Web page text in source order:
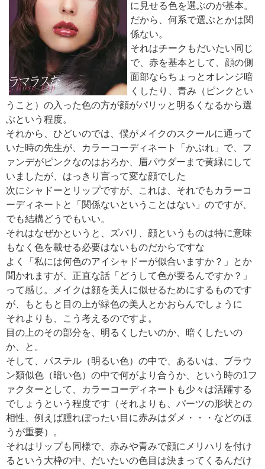
に見せる色を選ぶのが基本。
だから、何系で選ぶとかは関
係ない。
それはチークもだいたい同じ
で、赤を基本として、顔の側
面部ならちょっとオレンジ暗
くしたり、青み（ピンクとい
うこと）の入った色の方が顔がパリッと明るくなるから選
ぶという程度。
それから、ひどいのでは、僕がメイクのスクールに通って
いた時の先生が、カラーコーディネート「かぶれ」で、フ
ァンデがピンクなのはおろか、眉パウダーまで黄緑にして
いましたが、はっきり言って変な顔でした
次にシャドーとリップですが、これは、それでもカラーコ
ーディネートと「関係ないということはない」のですが、
でも結構どうでもいい。
それはなぜかというと、ズバリ、顔というものは特に意味
もなく色を載せる必要はないものだからですな
よく「私には何色のアイシャドーが似合いますか？」とか
聞かれますが、正直な話「どうして色が要るんですか？」
って感じ。メイクは顔を美人に似せるためにするものです
が、もともと目の上が緑色の美人とかおらんでしょうに
それよりも、こう考えるのですよ。
目の上のその部分を、明るくしたいのか、暗くしたいの
か、と。
そして、パステル（明るい色）の中で、あるいは、ブラウ
ン類似色（暗い色）の中で何がより合うか、という時の1フ
ァクターとして、カラーコーディネートも少々は活躍する
でしょうという程度です（それよりも、パーツの形状との
相性、例えば腫れぼったい目に赤みはダメ・・・などのほ
うが重要）。
それはリップも同様で、赤みや青みで顔にメリハリを付け
るという大枠の中、だいたいの色目は決まってくるんだけ